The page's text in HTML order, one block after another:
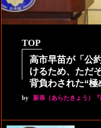
TOP
高市早苗が「公
けるため、ただ
背負わされた“極
by 新恭（あらたきょう）